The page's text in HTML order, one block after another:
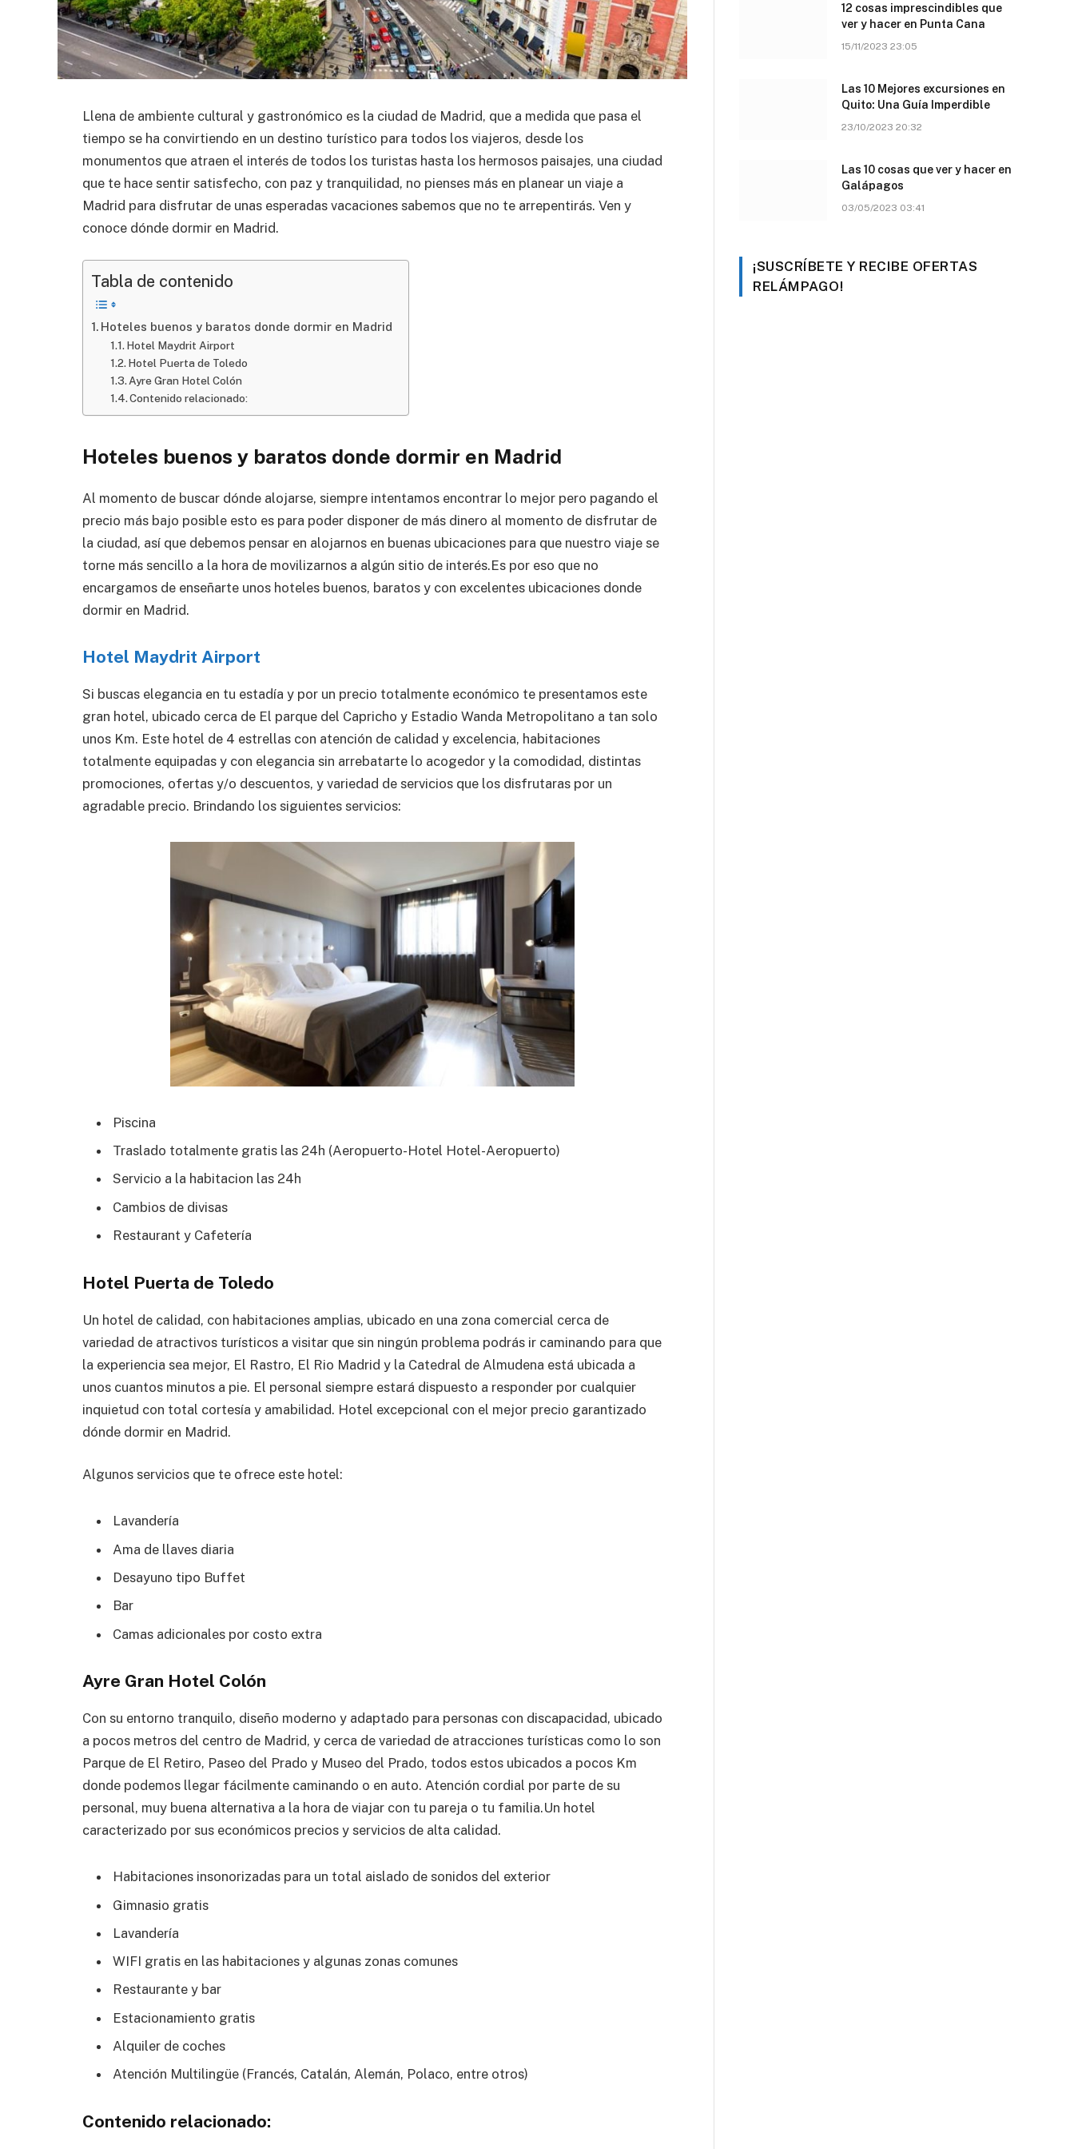
Llena de ambiente cultural y gastronómico es la ciudad de Madrid, que a medida que pasa el
tiempo se ha convirtiendo en un destino turístico para todos los viajeros, desde los
monumentos que atraen el interés de todos los turistas hasta los hermosos paisajes, una ciudad
que te hace sentir satisfecho, con paz y tranquilidad, no pienses más en planear un viaje a
Madrid para disfrutar de unas esperadas vacaciones sabemos que no te arrepentirás. Ven y
conoce dónde dormir en Madrid.
Tabla de contenido
Hoteles buenos y baratos donde dormir en Madrid
Hotel Maydrit Airport
Hotel Puerta de Toledo
Ayre Gran Hotel Colón
Contenido relacionado:
Hoteles buenos y baratos donde dormir en Madrid
Al momento de buscar dónde alojarse, siempre intentamos encontrar lo mejor pero pagando el
precio más bajo posible esto es para poder disponer de más dinero al momento de disfrutar de
la ciudad, así que debemos pensar en alojarnos en buenas ubicaciones para que nuestro viaje se
torne más sencillo a la hora de movilizarnos a algún sitio de interés.Es por eso que no
encargamos de enseñarte unos hoteles buenos, baratos y con excelentes ubicaciones donde
dormir en Madrid.
Hotel Maydrit Airport
Si buscas elegancia en tu estadía y por un precio totalmente económico te presentamos este
gran hotel, ubicado cerca de El parque del Capricho y Estadio Wanda Metropolitano a tan solo
unos Km. Este hotel de 4 estrellas con atención de calidad y excelencia, habitaciones
totalmente equipadas y con elegancia sin arrebatarte lo acogedor y la comodidad, distintas
promociones, ofertas y/o descuentos, y variedad de servicios que los disfrutaras por un
agradable precio. Brindando los siguientes servicios:
Piscina
Traslado totalmente gratis las 24h (Aeropuerto-Hotel Hotel-Aeropuerto)
Servicio a la habitacion las 24h
Cambios de divisas
Restaurant y Cafetería
Hotel Puerta de Toledo
Un hotel de calidad, con habitaciones amplias, ubicado en una zona comercial cerca de
variedad de atractivos turísticos a visitar que sin ningún problema podrás ir caminando para que
la experiencia sea mejor, El Rastro, El Rio Madrid y la Catedral de Almudena está ubicada a
unos cuantos minutos a pie. El personal siempre estará dispuesto a responder por cualquier
inquietud con total cortesía y amabilidad. Hotel excepcional con el mejor precio garantizado
dónde dormir en Madrid.
Algunos servicios que te ofrece este hotel:
Lavandería
Ama de llaves diaria
Desayuno tipo Buffet
Bar
Camas adicionales por costo extra
Ayre Gran Hotel Colón
Con su entorno tranquilo, diseño moderno y adaptado para personas con discapacidad, ubicado
a pocos metros del centro de Madrid, y cerca de variedad de atracciones turísticas como lo son
Parque de El Retiro, Paseo del Prado y Museo del Prado, todos estos ubicados a pocos Km
donde podemos llegar fácilmente caminando o en auto. Atención cordial por parte de su
personal, muy buena alternativa a la hora de viajar con tu pareja o tu familia.Un hotel
caracterizado por sus económicos precios y servicios de alta calidad.
Habitaciones insonorizadas para un total aislado de sonidos del exterior
Gimnasio gratis
Lavandería
WIFI gratis en las habitaciones y algunas zonas comunes
Restaurante y bar
Estacionamiento gratis
Alquiler de coches
Atención Multilingüe (Francés, Catalán, Alemán, Polaco, entre otros)
Contenido relacionado:
12 cosas imprescindibles que
ver y hacer en Punta Cana
15/11/2023 23:05
Las 10 Mejores excursiones en
Quito: Una Guía Imperdible
23/10/2023 20:32
Las 10 cosas que ver y hacer en
Galápagos
03/05/2023 03:41
¡SUSCRÍBETE Y RECIBE OFERTAS
RELÁMPAGO!